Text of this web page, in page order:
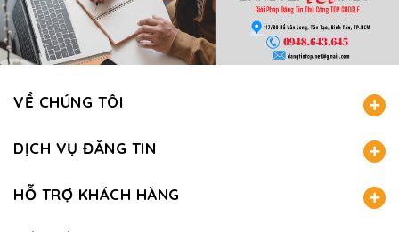
VỀ CHÚNG TÔI
DỊCH VỤ ĐĂNG TIN
HỖ TRỢ KHÁCH HÀNG